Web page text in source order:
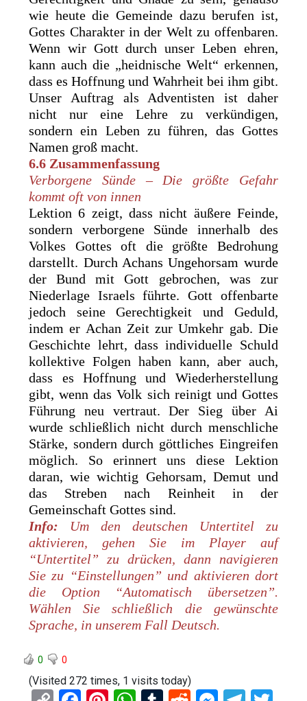
wie heute die Gemeinde dazu berufen ist,
Gottes Charakter in der Welt zu offenbaren.
Wenn wir Gott durch unser Leben ehren,
kann auch die „heidnische Welt“ erkennen,
dass es Hoffnung und Wahrheit bei ihm gibt.
Unser Auftrag als Adventisten ist daher
nicht nur eine Lehre zu verkündigen,
sondern ein Leben zu führen, das Gottes
Namen groß macht.
6.6 Zusammenfassung
Verborgene Sünde – Die größte Gefahr
kommt oft von innen
Lektion 6 zeigt, dass nicht äußere Feinde,
sondern verborgene Sünde innerhalb des
Volkes Gottes oft die größte Bedrohung
darstellt. Durch Achans Ungehorsam wurde
der Bund mit Gott gebrochen, was zur
Niederlage Israels führte. Gott offenbarte
jedoch seine Gerechtigkeit und Geduld,
indem er Achan Zeit zur Umkehr gab. Die
Geschichte lehrt, dass individuelle Schuld
kollektive Folgen haben kann, aber auch,
dass es Hoffnung und Wiederherstellung
gibt, wenn das Volk sich reinigt und Gottes
Führung neu vertraut. Der Sieg über Ai
wurde schließlich nicht durch menschliche
Stärke, sondern durch göttliches Eingreifen
möglich. So erinnert uns diese Lektion
daran, wie wichtig Gehorsam, Demut und
das Streben nach Reinheit in der
Gemeinschaft Gottes sind.
Info: Um den deutschen Untertitel zu
aktivieren, gehen Sie im Player auf
“Untertitel” zu drücken, dann navigieren
Sie zu “Einstellungen” und aktivieren dort
die Option “Automatisch übersetzen”.
Wählen Sie schließlich die gewünschte
Sprache, in unserem Fall Deutsch.
0 0
(Visited 272 times, 1 visits today)